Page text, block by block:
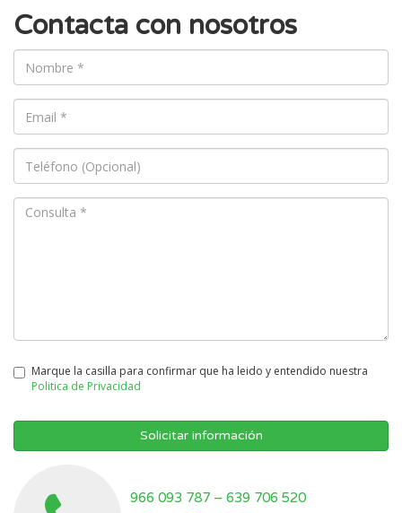
Contacta con nosotros
Marque la casilla para confirmar que ha leido y entendido nuestra
Politica de Privacidad
Solicitar información
966 093 787 – 639 706 520